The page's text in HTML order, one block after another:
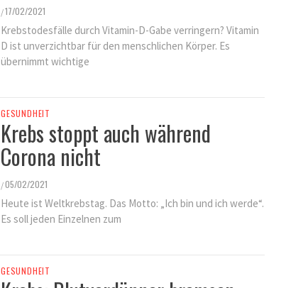
/17/02/2021
Krebstodesfälle durch Vitamin-D-Gabe verringern? Vitamin
D ist unverzichtbar für den menschlichen Körper. Es
übernimmt wichtige
GESUNDHEIT
Krebs stoppt auch während
Corona nicht
/05/02/2021
Heute ist Weltkrebstag. Das Motto: „Ich bin und ich werde“.
Es soll jeden Einzelnen zum
GESUNDHEIT